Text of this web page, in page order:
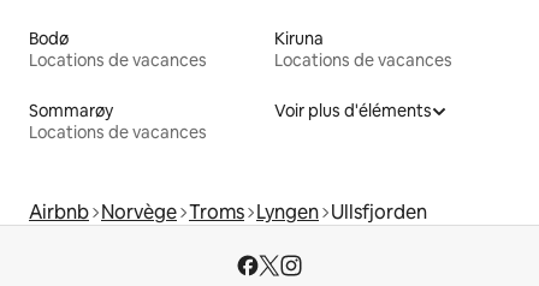
Bodø
Locations de vacances
Kiruna
Locations de vacances
Sommarøy
Locations de vacances
Voir plus d'éléments
Airbnb Norvège Troms Lyngen Ullsfjorden